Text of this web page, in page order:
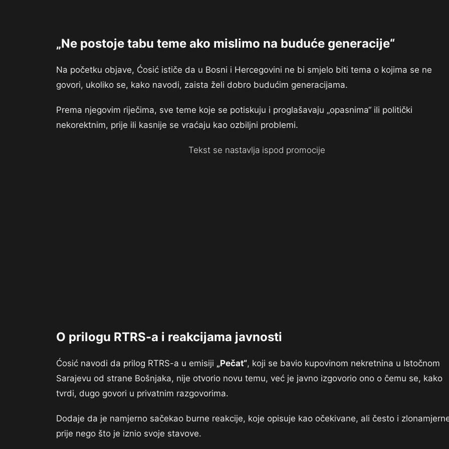
„Ne postoje tabu teme ako mislimo na buduće generacije“
Na početku objave, Ćosić ističe da u Bosni i Hercegovini ne bi smjelo biti tema o kojima se ne
govori, ukoliko se, kako navodi, zaista želi dobro budućim generacijama.
Prema njegovim riječima, sve teme koje se potiskuju i proglašavaju „opasnima“ ili politički
nekorektnim, prije ili kasnije se vraćaju kao ozbiljni problemi.
Tekst se nastavlja ispod promocije
O prilogu RTRS-a i reakcijama javnosti
Ćosić navodi da prilog RTRS-a u emisiji „Pečat“, koji se bavio kupovinom nekretnina u Istočnom
Sarajevu od strane Bošnjaka, nije otvorio novu temu, već je javno izgovorio ono o čemu se, kako
tvrdi, dugo govori u privatnim razgovorima.
Dodaje da je namjerno sačekao burne reakcije, koje opisuje kao očekivane, ali često i
prije nego što je iznio svoje stavove.